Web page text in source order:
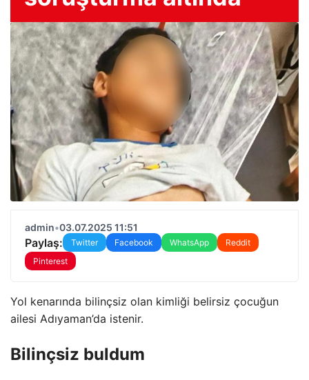
admin•03.07.2025 11:51
Paylaş: Twitter Facebook WhatsApp
Reddit
Pinterest
Yol kenarında bilinçsiz olan kimliği belirsiz çocuğun
ailesi Adıyaman’da istenir.
Bilinçsiz buldum